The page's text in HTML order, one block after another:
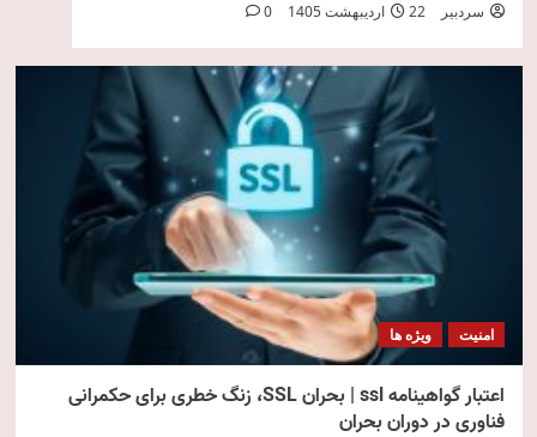
سردبیر 22 اردیبهشت 1405 0
امنیت ویژه ها
اعتبار گواهینامه ssl | بحران SSL، زنگ خطری برای حکمرانی
فناوری در دوران بحران